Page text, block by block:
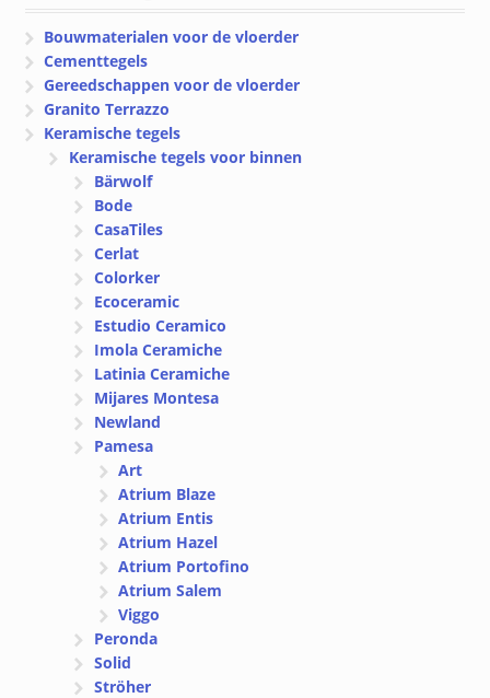
Bouwmaterialen voor de vloerder
Cementtegels
Gereedschappen voor de vloerder
Granito Terrazzo
Keramische tegels
Keramische tegels voor binnen
Bärwolf
Bode
CasaTiles
Cerlat
Colorker
Ecoceramic
Estudio Ceramico
Imola Ceramiche
Latinia Ceramiche
Mijares Montesa
Newland
Pamesa
Art
Atrium Blaze
Atrium Entis
Atrium Hazel
Atrium Portofino
Atrium Salem
Viggo
Peronda
Solid
Ströher